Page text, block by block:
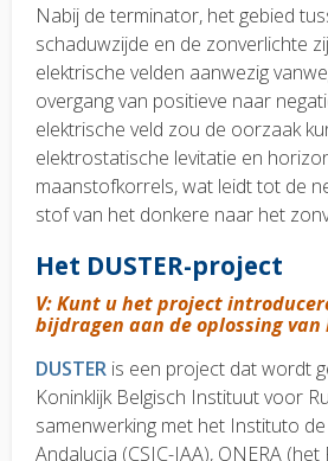
Nabij de terminator, het gebied
schaduwzijde en de zonverlichte
elektrische velden aanwezig
overgang van positieve naar
elektrische veld zou de oorzaak
elektrostatische levitatie en
maanstofkorrels, wat leidt tot de
stof van het donkere naar het
Het DUSTER-project
V: Kunt u het project
bijdragen aan de oplossing
DUSTER is een project dat wordt
Koninklijk Belgisch Instituut voor
samenwerking met het Instituto
Andalucia (CSIC-IAA), ONERA